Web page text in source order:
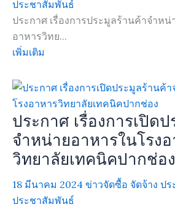
ประชาสัมพันธ์
ประกาศ เรื่องการประมูลร้านค้าจำหน่
อาหารวิทย...
เพิ่มเติม
ประกาศ เรื่องการเปิด
จำหน่ายอาหารในโรง
วิทยาลัยเทคนิคปากช่อง
18 มีนาคม 2024 ข่าวจัดซื้อ จัดจ้าง ปร
ประชาสัมพันธ์